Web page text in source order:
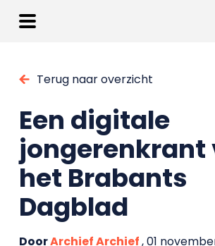
Terug naar overzicht
Een digitale
jongerenkrant
het Brabants
Dagblad
DoorArchief Archief, 01